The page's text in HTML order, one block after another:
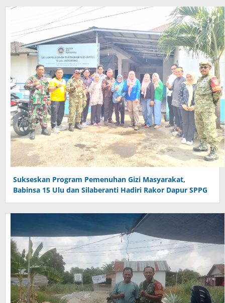
Sukseskan Program Pemenuhan Gizi Masyarakat,
Babinsa 15 Ulu dan Silaberanti Hadiri Rakor Dapur SPPG